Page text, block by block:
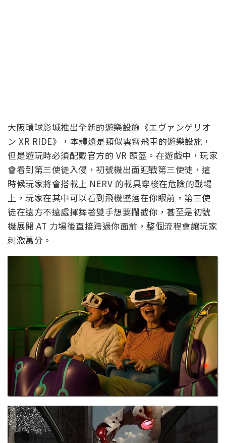
大阪環球影城推出全新的遊樂設施《エヴァンゲリオ
ン XR RIDE》，本體還是類似雲霄飛車的遊樂設施，
但是遊玩時必須配戴官方的 VR 頭盔。在遊戲中，玩家
會看到第三使徒入侵，初號機出面迎戰第三使徒，這
時候玩家將會搭載上 NERV 的載具穿梭在危險的戰場
上，玩家在其中可以看到飛機墜落在你眼前，第三使
徒在遠方不遠處揮舞著雙手想要攔截你，甚至是初號
機展開 AT 力場後直接跨過你面前，整個流程會讓玩家
刺激萬分。